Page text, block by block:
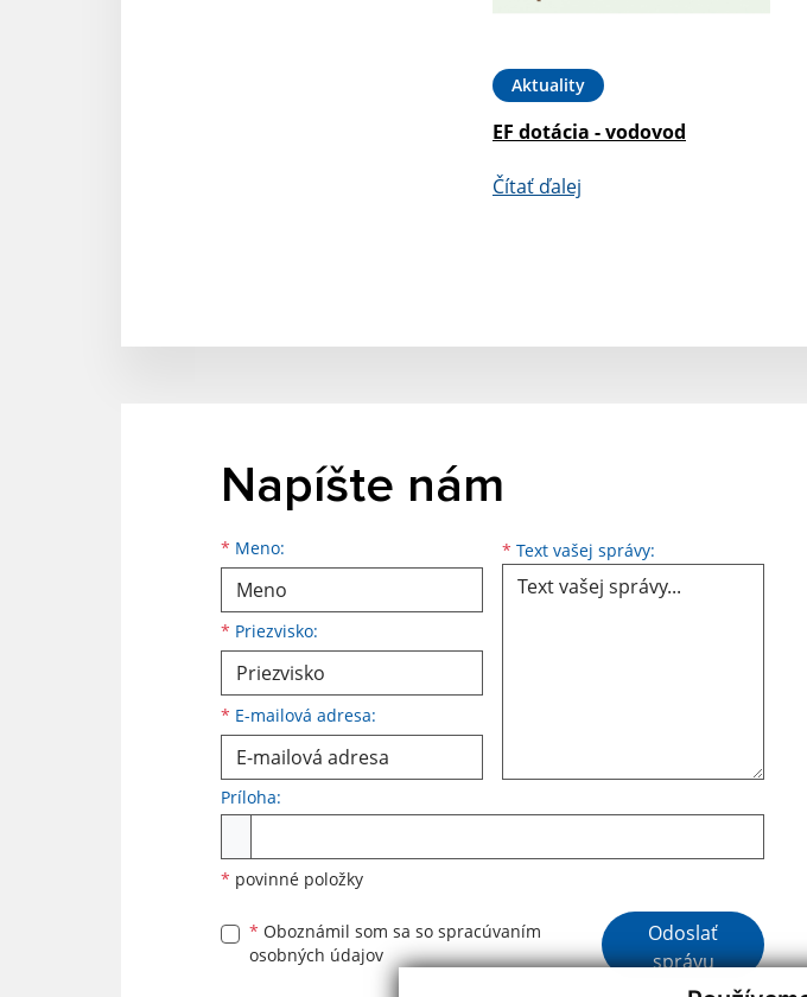
Aktuality
EF dotácia - vodovod
Čítať ďalej
Napíšte nám
* Meno:
Meno
* Priezvisko:
Priezvisko
* E-mailová adresa:
E-mailová adresa * Text vašej správy: Text vašej
Príloha:
* povinné položky
* Oboznámil som sa so spracúvaním
osobných údajov
Google reCaptcha
Odoslať
správu